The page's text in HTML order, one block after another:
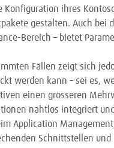
Konfiguration ihres
gestalten. Auch bei
Bereich – bietet
Fällen zeigt sich
werden kann – sei es,
einen grösseren
nahtlos integriert
Application
Schnittstellen und